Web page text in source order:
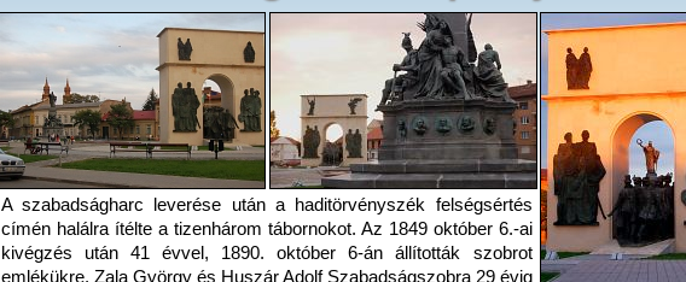
A szabadságharc leverése után a haditörvényszék felségsértés
címén halálra ítélte a tizenhárom tábornokot. Az 1849 október 6.-ai
kivégzés után 41 évvel, 1890. október 6-án állították szobrot
emlékükre. Zala György és Huszár Adolf Szabadságszobra 29 évig